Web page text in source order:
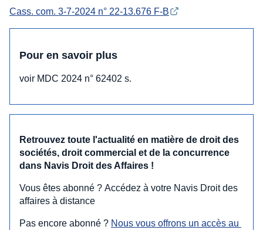
Cass. com. 3-7-2024 n° 22-13.676 F-B
Pour en savoir plus
voir MDC 2024 n° 62402 s.
Retrouvez toute l'actualité en matière de droit des
sociétés, droit commercial et de la concurrence
dans Navis Droit des Affaires !
Vous êtes abonné ? Accédez à votre Navis Droit des
affaires à distance
Pas encore abonné ? Nous vous offrons un accès au